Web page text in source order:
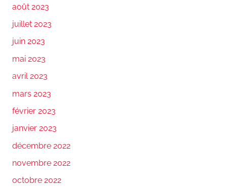
août 2023
juillet 2023
juin 2023
mai 2023
avril 2023
mars 2023
février 2023
janvier 2023
décembre 2022
novembre 2022
octobre 2022